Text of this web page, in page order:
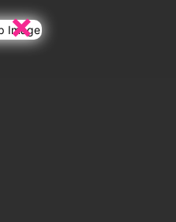
×